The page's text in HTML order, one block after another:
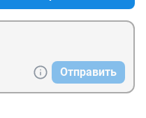
=)
Отправить